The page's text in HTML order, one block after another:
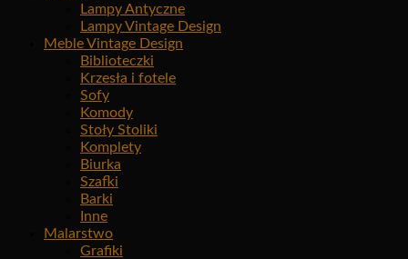
Lampy Antyczne
Lampy Vintage Design
Meble Vintage Design
Biblioteczki
Krzesła i fotele
Sofy
Komody
Stoły Stoliki
Komplety
Biurka
Szafki
Barki
Inne
Malarstwo
Grafiki